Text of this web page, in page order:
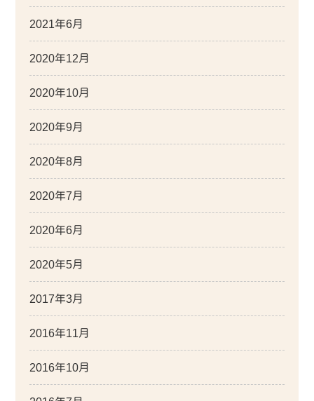
2021年6月
2020年12月
2020年10月
2020年9月
2020年8月
2020年7月
2020年6月
2020年5月
2017年3月
2016年11月
2016年10月